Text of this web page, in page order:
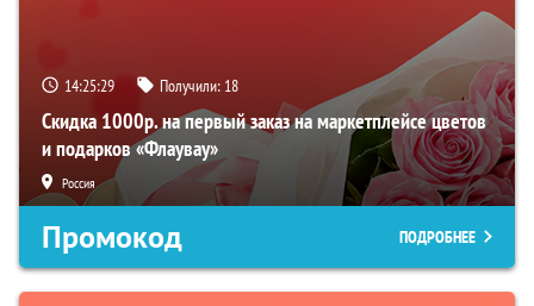
14:25:28 Получили: 18
Скидка 1000р. на первый заказ на маркетплейсе цветов
и подарков «Флаувау»
Россия
Промокод ПОДРОБНЕЕ